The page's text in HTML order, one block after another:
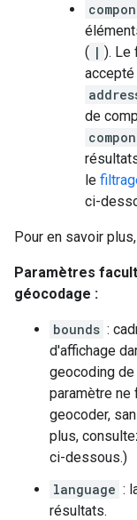
( | ). Le
de
le
ci-
Pour en savoir
Paramètres
géocodage :
bounds :
d'affichage
geocoding
paramètre ne
geocoder,
plus,
ci-dessous.)
language :
résultats.